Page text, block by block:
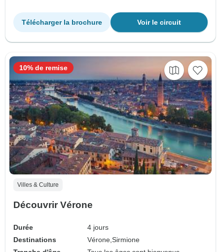
Voir le circuit
Télécharger la brochure
Villes & Culture
Découvrir Vérone
Durée
4 jours
Destinations
Vérone,Sirmione
10% de remise